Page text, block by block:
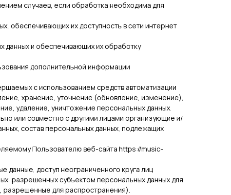
случаев, если обработка необходима для
обеспечивающих их доступность в сети интернет
данных и обеспечивающих их обработку
дополнительной информации
с использованием средств автоматизации
хранение, уточнение (обновление, изменение),
удаление, уничтожение персональных данных.
или совместно с другими лицами организующие и/
состав персональных данных, подлежащих
Пользователю веб-сайта https://music-
доступ неограниченного круга лиц
разрешенных субъектом персональных данных для
разрешенные для распространения).